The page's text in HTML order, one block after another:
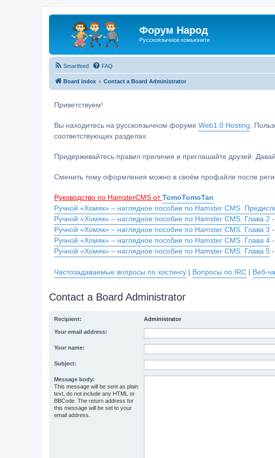
Форум Народ
Русскоязычное комьюнити
Smartfeed FAQ
Board index Contact a Board Administrator
Приветствуем!
Вы находитесь на русскоязычном форуме Web1.0 Hosting .
соответствующих разделах.
Придерживайтесь правил приличия и приглашайте друзей.
Сменить тему оформления можно в своём профайле после
Руководство по HamsterCMS от TomoTomoTan
Ручной «Хомяк» – наглядное пособие по Hamster CMS.
Ручной «Хомяк» – наглядное пособие по Hamster CMS. Глава 2
Ручной «Хомяк» – наглядное пособие по Hamster CMS. Глава 3
Ручной «Хомяк» – наглядное пособие по Hamster CMS. Глава 4
Ручной «Хомяк» – наглядное пособие по Hamster CMS. Глава 5
Частозадаваемые вопросы по хостингу | Вопросы по IRC | Веб-
Contact a Board Administrator
Recipient: Administrator
Your email address:
Your name:
Subject:
Message body:
This message will be sent as plain
text, do not include any HTML or
BBCode. The return address for
this message will be set to your
email address.